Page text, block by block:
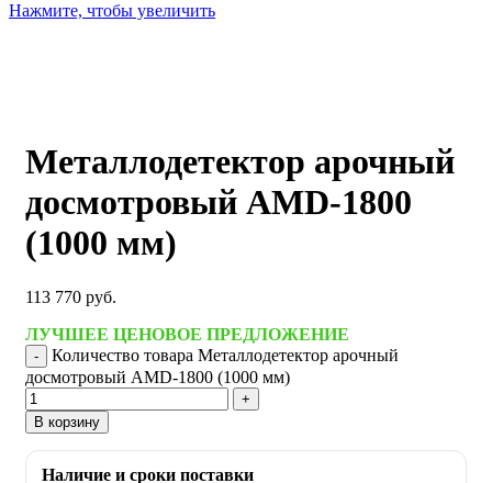
Нажмите, чтобы увеличить
Металлодетектор арочный
досмотровый AMD-1800
(1000 мм)
113 770 руб.
ЛУЧШЕЕ ЦЕНОВОЕ ПРЕДЛОЖЕНИЕ
Количество товара Металлодетектор арочный
досмотровый AMD-1800 (1000 мм)
В корзину
Наличие и сроки поставки